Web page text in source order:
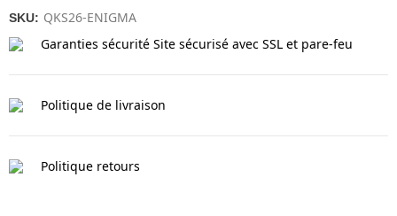
SKU: QKS26-ENIGMA
Garanties sécurité Site sécurisé avec SSL et pare-feu
Politique de livraison
Politique retours